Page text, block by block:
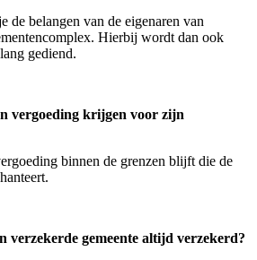
de belangen van de eigenaren van
Hierbij wordt dan ook
gediend.
vergoeding krijgen voor zijn
binnen de grenzen blijft die de
gemeente altijd verzekerd?